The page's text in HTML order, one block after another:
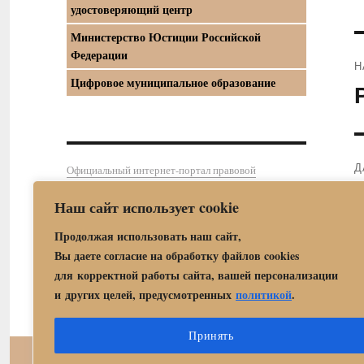
Наш сайт использует cookie
Продолжая использовать наш сайт,
Вы даете согласие на обработку файлов cookies
для корректной работы сайта, вашей персонализации
и других целей, предусмотренных политикой.
Принять
удостоверяющий центр
Министерство Юстиции Российской
Федерации
Цифровое муниципальное образование
Официальный интернет-портал правовой
Центр